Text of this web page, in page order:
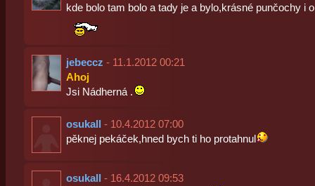
kde bolo tam bolo a tady je a bylo,krásné punčochy i
jebeccz - 11.1.2012 00:21
Ahoj
Jsi Nádherná .
osukall - 10.4.2012 07:00
pěknej pekáček,hned bych ti ho protahnul
osukall - 16.4.2012 09:53